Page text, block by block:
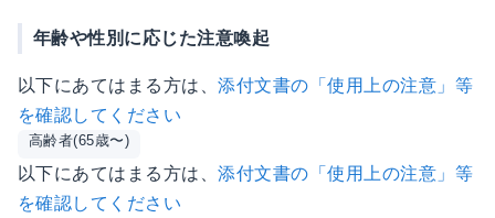
年齢や性別に応じた注意喚起
以下にあてはまる方は、添付文書の「使用上の注意」等
を確認してください
高齢者(65歳〜)
以下にあてはまる方は、添付文書の「使用上の注意」等
を確認してください